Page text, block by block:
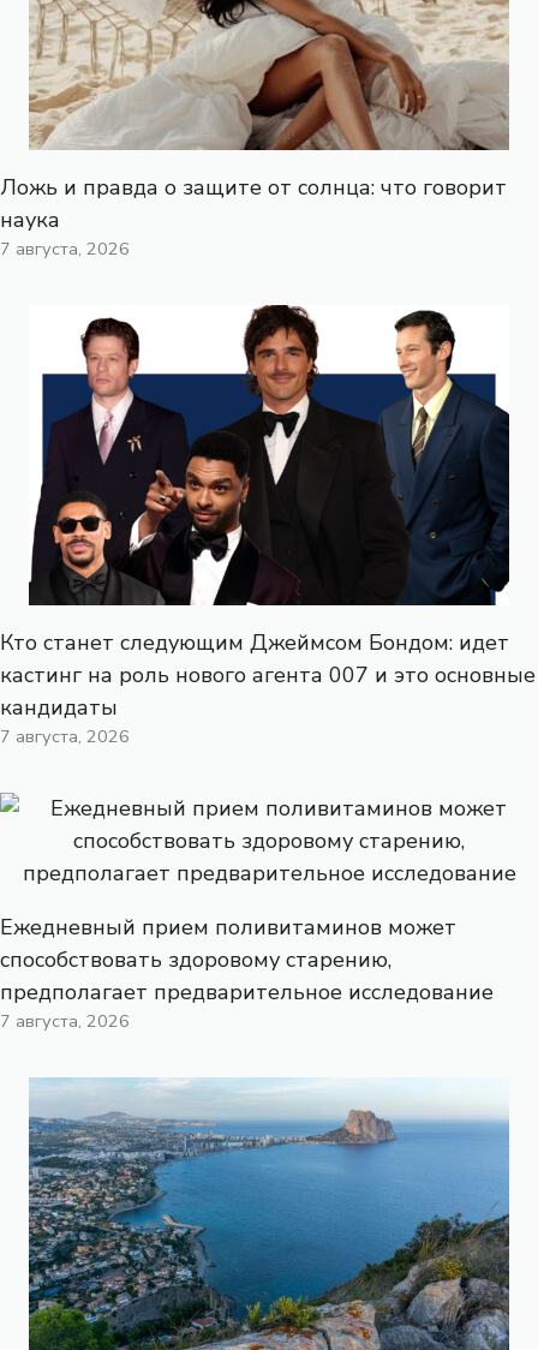
Ложь и правда о защите от солнца: что говорит
наука
7 августа, 2026
Кто станет следующим Джеймсом Бондом: идет
кастинг на роль нового агента 007 и это основные
кандидаты
7 августа, 2026
Ежедневный прием поливитаминов может
способствовать здоровому старению,
предполагает предварительное исследование
7 августа, 2026